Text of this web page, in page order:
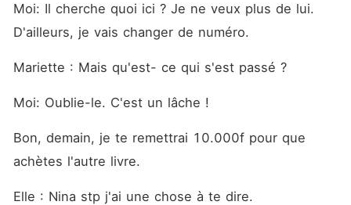
Moi: Il cherche quoi ici ? Je ne veux plus de lui.
D'ailleurs, je vais changer de numéro.
Mariette : Mais qu'est- ce qui s'est passé ?
Moi: Oublie-le. C'est un lâche !
Bon, demain, je te remettrai 10.000f pour que
achètes l'autre livre.
Elle : Nina stp j'ai une chose à te dire.